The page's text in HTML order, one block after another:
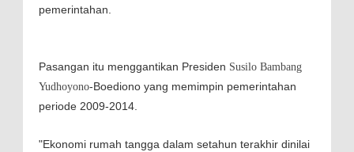
pemerintahan.
Pasangan itu menggantikan Presiden Susilo Bambang
Yudhoyono-Boediono yang memimpin pemerintahan
periode 2009-2014.
"Ekonomi rumah tangga dalam setahun terakhir dinilai